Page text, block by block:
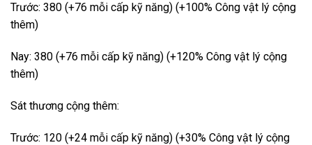
Trước: 380 (+76 mỗi cấp kỹ năng) (+100% Công vật lý cộng
thêm)
Nay: 380 (+76 mỗi cấp kỹ năng) (+120% Công vật lý cộng
thêm)
Sát thương cộng thêm:
Trước: 120 (+24 mỗi cấp kỹ năng) (+30% Công vật lý cộng